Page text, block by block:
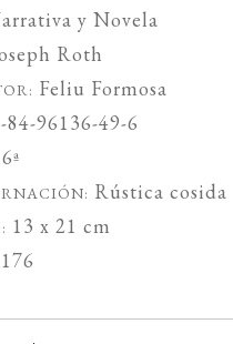
y Novela
Roth
Feliu Formosa
84-96136-49-6
6ª
Rústica cosida
13 x 21 cm
176